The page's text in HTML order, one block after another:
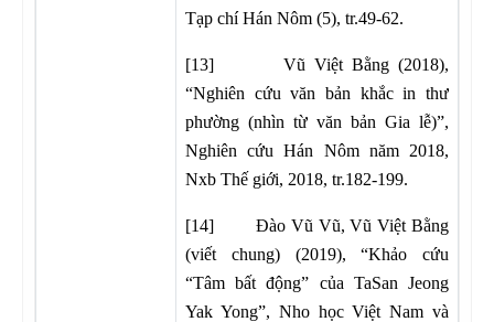
Tạp chí Hán Nôm (5), tr.49-62.
[13] Vũ Việt Bằng (2018),
“Nghiên cứu văn bản khắc in thư
phường (nhìn từ văn bản Gia lễ)”,
Nghiên cứu Hán Nôm năm 2018,
Nxb Thế giới, 2018, tr.182-199.
[14] Đào Vũ Vũ, Vũ Việt Bằng
(viết chung) (2019), “Khảo cứu
“Tâm bất động” của TaSan Jeong
Yak Yong”, Nho học Việt Nam và